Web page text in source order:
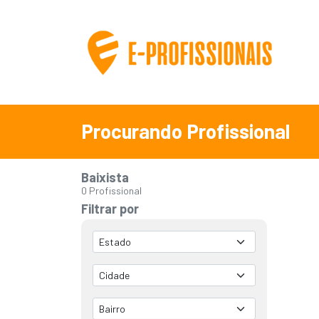
Procurando Profissional
Baixista
0 Profissional
Filtrar por